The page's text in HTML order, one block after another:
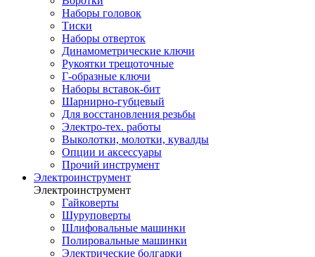
Наборы головок
Тиски
Наборы отверток
Динамометрические ключи
Рукоятки трещоточные
Г-образные ключи
Наборы вставок-бит
Шарнирно-губцевый
Для восстановления резьбы
Электро-тех. работы
Выколотки, молотки, кувалды
Опции и аксессуары
Прочий инструмент
Электроинструмент
Электроинструмент
Гайковерты
Шуруповерты
Шлифовальные машинки
Полировальные машинки
Электрические болгарки